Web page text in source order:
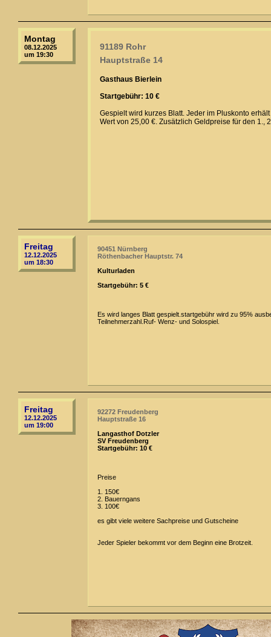
Montag
08.12.2025
um 19:30
91189 Rohr
Hauptstraße 14
Gasthaus Bierlein
Startgebühr: 10 €
Gespielt wird kurzes Blatt. Jeder im Pluskonto
Wert von 25,00 €. Zusätzlich Geldpreise für den 1.,
Freitag
12.12.2025
um 18:30
90451 Nürnberg
Röthenbacher Hauptstr. 74
Kulturladen
Startgebühr: 5 €
Es wird langes Blatt gespielt.startgebühr wird zu 95%
Teilnehmerzahl.Ruf- Wenz- und Solospiel.
Freitag
12.12.2025
um 19:00
92272 Freudenberg
Hauptstraße 16
Langasthof Dotzler
SV Freudenberg
Startgebühr: 10 €
Preise
1. 150€
2. Bauerngans
3. 100€
es gibt viele weitere Sachpreise und Gutscheine
Jeder Spieler bekommt vor dem Beginn eine Brotzeit.